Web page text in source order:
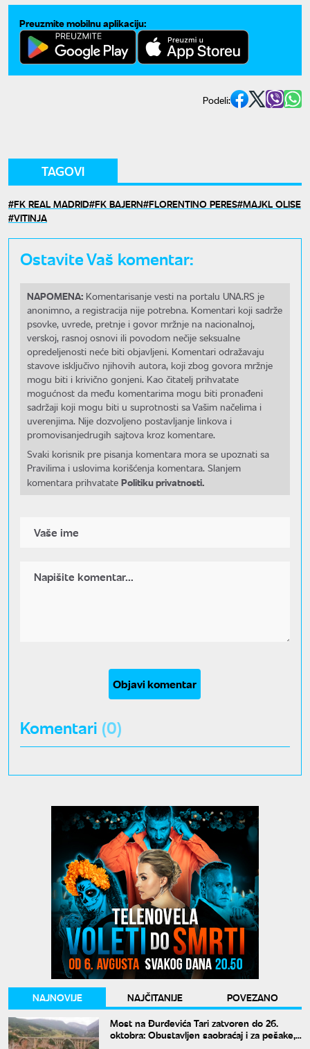
Preuzmite mobilnu aplikaciju:
Podeli:
TAGOVI
FK REAL MADRID FK BAJERN FLORENTINO PERES MAJKL OLISE
VITINJA
Ostavite Vaš komentar:
NAPOMENA: Komentarisanje vesti na portalu UNA.RS je
anonimno, a registracija nije potrebna. Komentari koji sadrže
psovke, uvrede, pretnje i govor mržnje na nacionalnoj,
verskoj, rasnoj osnovi ili povodom nečije seksualne
opredeljenosti neće biti objavljeni. Komentari odražavaju
stavove isključivo njihovih autora, koji zbog govora mržnje
mogu biti i krivično gonjeni. Kao čitatelj prihvatate
mogućnost da među komentarima mogu biti pronađeni
sadržaji koji mogu biti u suprotnosti sa Vašim načelima i
uverenjima. Nije dozvoljeno postavljanje linkova i
promovisanjedrugih sajtova kroz komentare.
Svaki korisnik pre pisanja komentara mora se upoznati sa
Pravilima i uslovima korišćenja komentara. Slanjem
komentara prihvatate Politiku privatnosti.
Objavi komentar
Komentari (0)
NAJNOVIJE NAJČITANIJE
POVEZANO
Most na Đurđevića Tari zatvoren do 26.
oktobra: Obustavljen saobraćaj i za pešake,